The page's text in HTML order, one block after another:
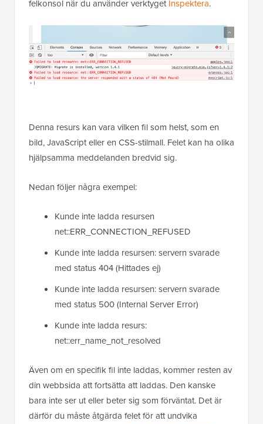
felkonsol när du använder verktygetInspektera.
Denna resurs kan vara vilken fil som helst, som en
bild, JavaScript eller en CSS-stilmall. Felet kan ha olika
hjälpsamma meddelanden bredvid sig.
Nedan följer några exempel:
Kunde inte ladda resursen
net::ERR_CONNECTION_REFUSED
Kunde inte ladda resursen: servern svarade
med status 404 (Hittades ej)
Kunde inte ladda resursen: servern svarade
med status 500 (Internal Server Error)
Kunde inte ladda resurs:
net::err_name_not_resolved
Även om en specifik fil inte laddas, kommer resten av
din webbsida att fortsätta att laddas. Den kanske
bara inte ser ut eller beter sig som förväntat. Det är
därför du måste åtgärda felet för att undvika